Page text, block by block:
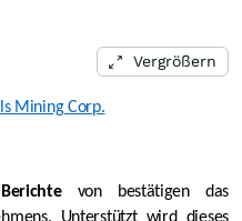
Vergrößern
Mining Corp.
von bestätigen das